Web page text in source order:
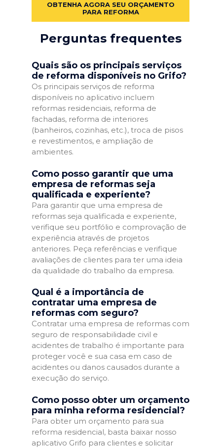
OBTENHA AGORA SEU ORÇAMENTO
PARA REFORMA
Perguntas frequentes
Quais são os principais serviços
de reforma disponíveis no Grifo?
Os principais serviços de reforma
disponíveis no aplicativo incluem
reformas residenciais, reforma de
fachadas, reforma de interiores
(banheiros, cozinhas, etc.), troca de pisos
e revestimentos, e ampliação de
ambientes.
Como posso garantir que uma
empresa de reformas seja
qualificada e experiente?
Para garantir que uma empresa de
reformas seja qualificada e experiente,
verifique seu portfólio e comprovação de
experiência através de projetos
anteriores. Peça referências e verifique
avaliações de clientes para ter uma ideia
da qualidade do trabalho da empresa.
Qual é a importância de
contratar uma empresa de
reformas com seguro?
Contratar uma empresa de reformas com
seguro de responsabilidade civil e
acidentes de trabalho é importante para
proteger você e sua casa em caso de
acidentes ou danos causados durante a
execução do serviço.
Como posso obter um orçamento
para minha reforma residencial?
Para obter um orçamento para sua
reforma residencial, basta baixar nosso
aplicativo Grifo para clientes e solicitar